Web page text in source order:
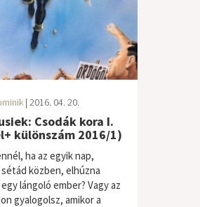
| 2016. 04. 20.
Csodák kora I.
különszám 2016/1)
ha az egyik nap,
közben, elhúzna
lángoló ember? Vagy az
gyalogolsz, amikor a